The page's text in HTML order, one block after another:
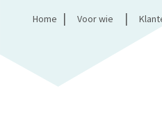
Home | Voor wie |